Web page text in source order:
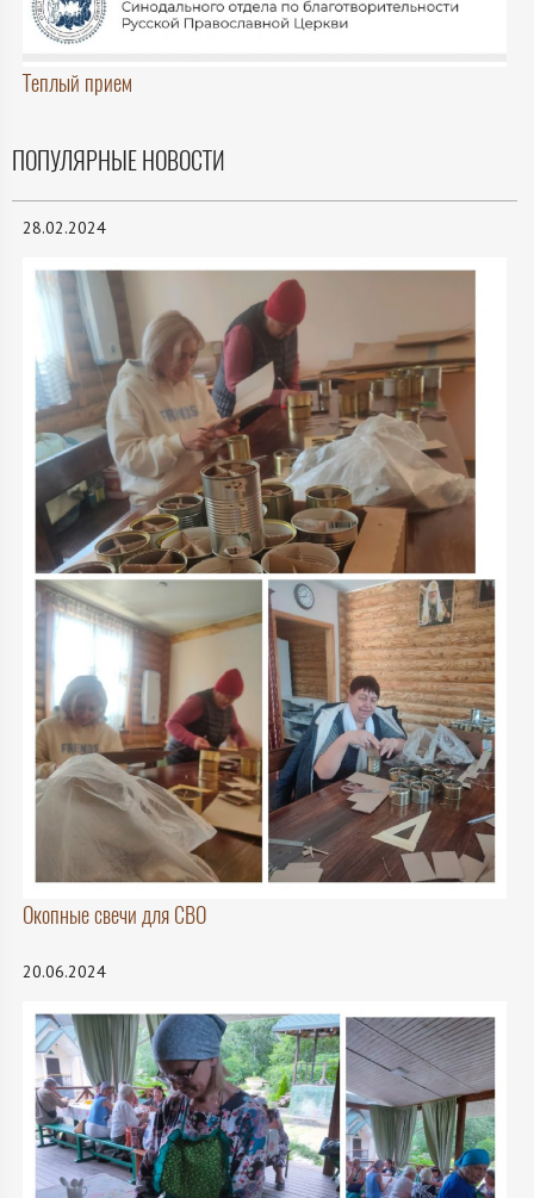
Теплый прием
ПОПУЛЯРНЫЕ НОВОСТИ
28.02.2024
Окопные свечи для СВО
20.06.2024